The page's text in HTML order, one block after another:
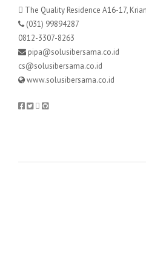
The Quality Residence A16-17,
(031) 99894287
0812-3307-8263
pipa@solusibersama.co.id
cs@solusibersama.co.id
www.solusibersama.co.id